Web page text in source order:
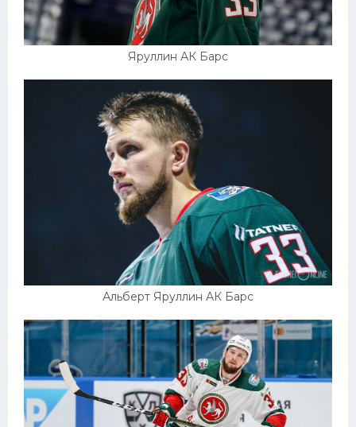
Яруллин АК Барс
Альберт Яруллин АК Барс